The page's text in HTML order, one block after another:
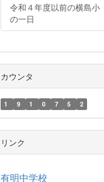
令和４年度以前の横島小
の一日
カウンタ
1 9 1 0 7 5 2
リンク
有明中学校